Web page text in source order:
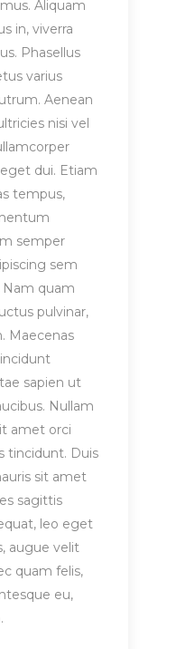
Aliquam
in, viverra
Phasellus
varius
Aenean
nisi vel
dui. Etiam
tempus,
semper
sem
Nam quam
pulvinar,
Maecenas
sapien ut
Nullam
amet orci
tincidunt. Duis
sit amet
sagittis
leo eget
augue velit
quam felis,
eu,